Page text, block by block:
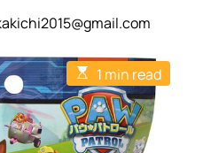
E
s
t
i
m
a
1 min read